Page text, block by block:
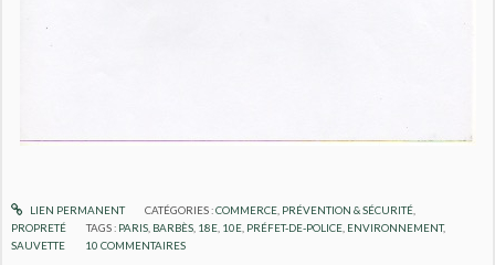
LIEN PERMANENT CATÉGORIES :COMMERCE, PRÉVENTION & SÉCURITÉ,
PROPRETÉ
TAGS : PARIS, BARBÈS, 18E, 10E, PRÉFET-DE-POLICE, ENVIRONNEMENT,
SAUVETTE
10 COMMENTAIRES